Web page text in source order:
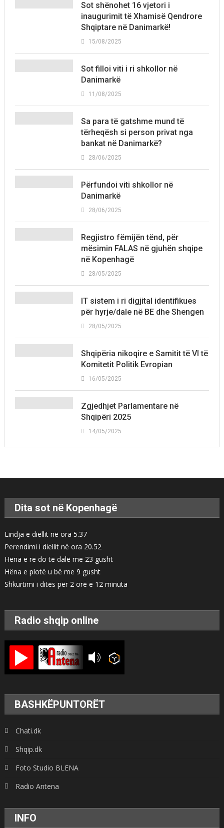
Sot shënohet 16 vjetori i
inaugurimit të Xhamisë Qendrore
Shqiptare në Danimarkë!
15/08/2025
Sot filloi viti i ri shkollor në
Danimarkë
11/08/2025
Sa para të gatshme mund të
tërheqësh si person privat nga
bankat në Danimarkë?
28/06/2025
Përfundoi viti shkollor në
Danimarkë
28/06/2025
Regjistro fëmijën tënd, për
mësimin FALAS në gjuhën shqipe
në Kopenhagë
28/05/2025
IT sistem i ri digjital identifikues
për hyrje/dale në BE dhe Shengen
28/05/2025
Shqipëria nikoqire e Samitit të VI të
Komitetit Politik Evropian
16/05/2025
Zgjedhjet Parlamentare në
Shqipëri 2025
14/05/2025
Dita sot në Kopenhagë
Lindja e diellit në ora 5.37
Perendimi i diellit në ora 20.52
Hëna e re do të dalë me 23 gusht
Hëna e plotë u bë me 9 gusht
Shkurtimi i ditës për 2 orë e 12 minuta
Radio shqip online
BASHKËPUNTORËT
Chati.dk
Shqip.dk
Foto Studio BLENA
Radio Antena
INFO